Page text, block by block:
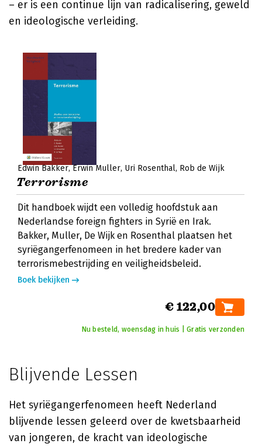
– er is een continue lijn van radicalisering, geweld
en ideologische verleiding.
Edwin Bakker Erwin Muller Uri Rosenthal Rob de Wijk
Terrorisme
Dit handboek wijdt een volledig hoofdstuk aan
Nederlandse foreign fighters in Syrië en Irak.
Bakker, Muller, De Wijk en Rosenthal plaatsen het
syriëgangerfenomeen in het bredere kader van
terrorismebestrijding en veiligheidsbeleid.
Boek bekijken
€ 122,00
Nu besteld, woensdag in huis | Gratis verzonden
Blijvende Lessen
Het syriëgangerfenomeen heeft Nederland
blijvende lessen geleerd over de kwetsbaarheid
van jongeren, de kracht van ideologische